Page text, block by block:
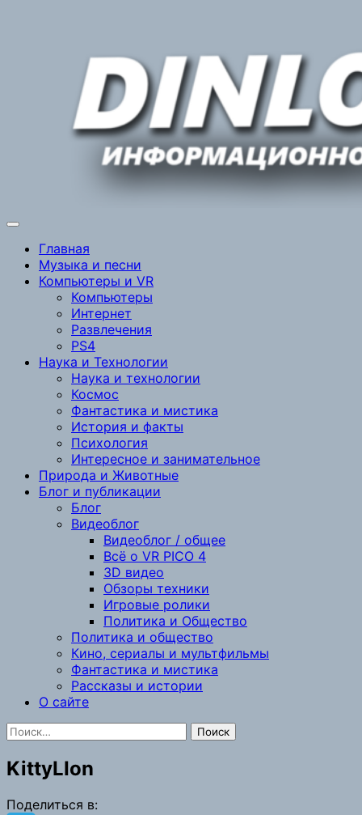
Главная
Музыка и песни
Компьютеры и VR
Компьютеры
Интернет
Развлечения
PS4
Наука и Технологии
Наука и технологии
Космос
Фантастика и мистика
История и факты
Психология
Интересное и занимательное
Природа и Животные
Блог и публикации
Блог
Видеоблог
Видеоблог / общее
Всё о VR PICO 4
3D видео
Обзоры техники
Игровые ролики
Политика и Общество
Политика и общество
Кино, сериалы и мультфильмы
Фантастика и мистика
Рассказы и истории
О сайте
Найти:
KittyLIon
Поделиться в: